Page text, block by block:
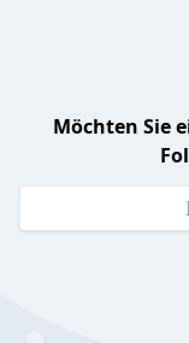
Möchten Sie